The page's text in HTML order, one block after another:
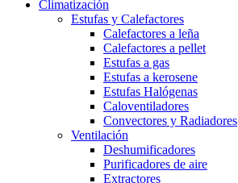
Climatización
Estufas y Calefactores
Calefactores a leña
Calefactores a pellet
Estufas a gas
Estufas a kerosene
Estufas Halógenas
Caloventiladores
Convectores y Radiadores
Ventilación
Deshumificadores
Purificadores de aire
Extractores